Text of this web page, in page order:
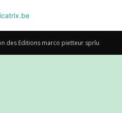
des Editions marco pietteur sprlu